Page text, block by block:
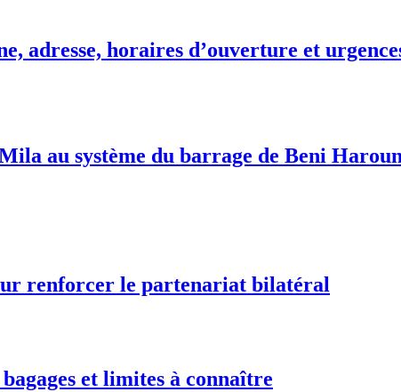
adresse, horaires d’ouverture et
au système du barrage de Beni
renforcer le partenariat bilatéral
et limites à connaître